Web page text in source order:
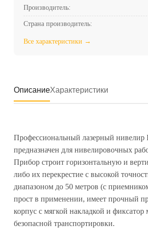
Производитель:
Страна производитель:
Все характеристики →
ОписаниеХарактеристики
Профессиональный лазерный нивелир
предназначен для нивелировочных
Прибор строит горизонтальную и
либо их перекрестие с высокой
диапазоном до 50 метров (с
прост в применении, имеет прочный
корпус с мягкой накладкой и фиксатор
безопасной транспортировки.